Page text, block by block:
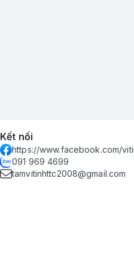
Kết nối
https://www.facebook.com/
091 969 4699
tamvitinhttc2008@gmail.com